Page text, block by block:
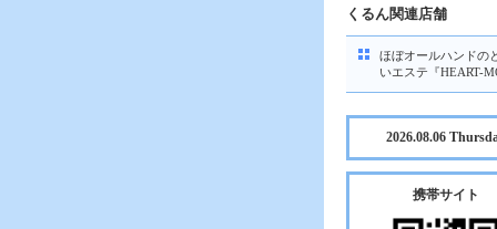
くるん関連店舗
ほぼオールハンドの
いエステ『HEART-
2026.08.06
携帯サイト